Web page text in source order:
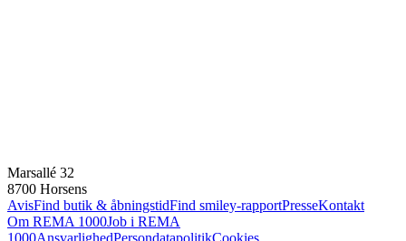
Marsallé 32
8700 Horsens
AvisFind butik & åbningstidFind smiley-rapportPresseKontakt
Om REMA 1000Job i REMA
1000AnsvarlighedPersondatapolitikCookies